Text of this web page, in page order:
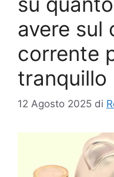
avere sul
corrente
tranquillo
12 Agosto 2025 di